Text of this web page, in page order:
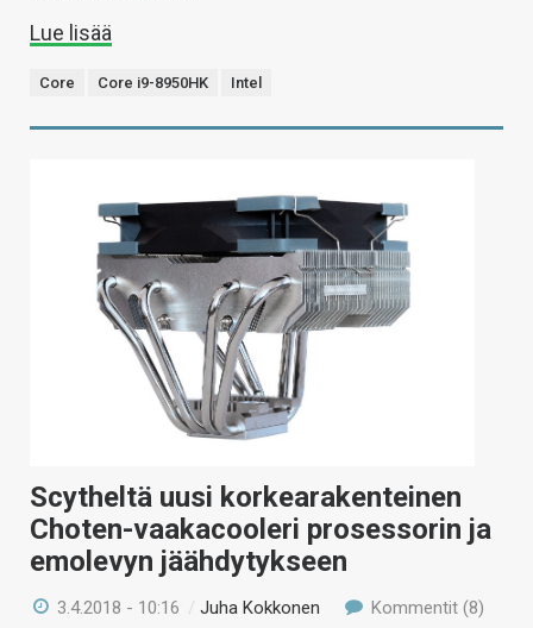
Lue lisää
Core Core i9-8950HK Intel
Scytheltä uusi korkearakenteinen
Choten-vaakacooleri prosessorin ja
emolevyn jäähdytykseen
3.4.2018 - 10:16 /Juha Kokkonen Kommentit (8)